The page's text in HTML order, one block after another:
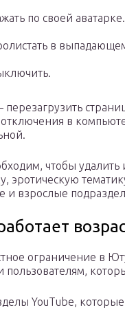
по своей аватарке.
в
перезагрузить
в
чтобы
эротическую
и взрослые
ограничение в
пользователям,
YouTube,